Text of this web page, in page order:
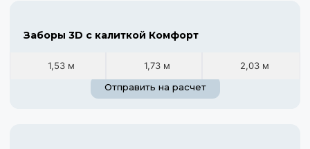
Заборы 3D с калиткой Комфорт
1,53 м 1,73 м
2,03 м
Отправить на расчет